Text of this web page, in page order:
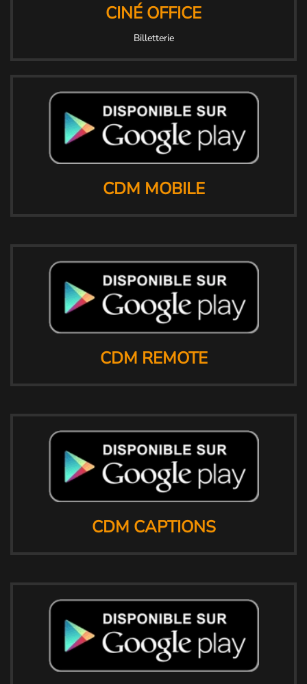
CINÉ OFFICE
Billetterie
CDM MOBILE
CDM REMOTE
CDM CAPTIONS